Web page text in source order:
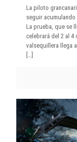
La piloto
seguir acumulando
La prueba, que se
celebrará del 2 al 4
valsequillera llega